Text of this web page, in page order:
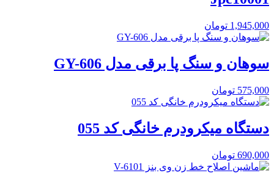
1,945,000 تومان
سوهان و سنگ پا برقی مدل GY-606
575,000 تومان
دستگاه میکرودرم خانگی کد 055
690,000 تومان